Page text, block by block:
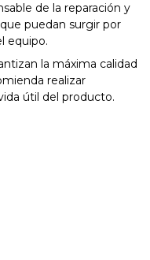
de la reparación y
puedan surgir por
equipo.
la máxima calidad
realizar
útil del producto.